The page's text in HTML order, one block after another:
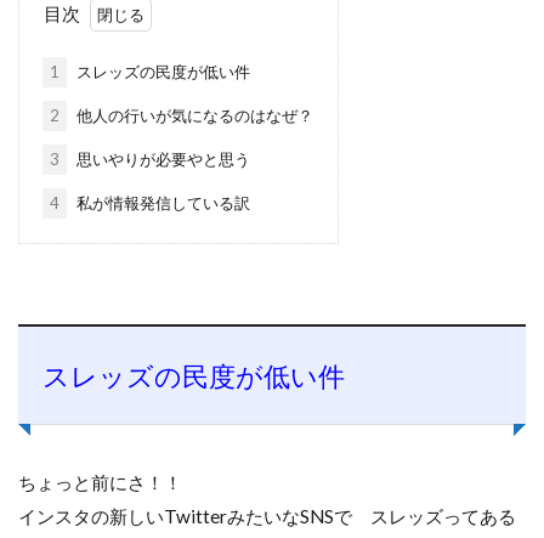
目次
1 スレッズの民度が低い件
2 他人の行いが気になるのはなぜ？
3 思いやりが必要やと思う
4 私が情報発信している訳
スレッズの民度が低い件
ちょっと前にさ！！
インスタの新しいTwitterみたいなSNSで スレッズってある